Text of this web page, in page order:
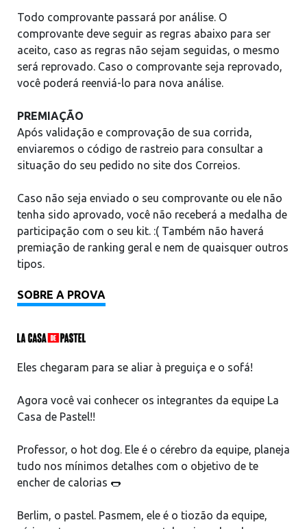
Todo comprovante passará por análise. O
comprovante deve seguir as regras abaixo para ser
aceito, caso as regras não sejam seguidas, o mesmo
será reprovado. Caso o comprovante seja reprovado,
você poderá reenviá-lo para nova análise.
PREMIAÇÃO
Após validação e comprovação de sua corrida,
enviaremos o código de rastreio para consultar a
situação do seu pedido no site dos Correios.
Caso não seja enviado o seu comprovante ou ele não
tenha sido aprovado, você não receberá a medalha de
participação com o seu kit. :( Também não haverá
premiação de ranking geral e nem de quaisquer outros
tipos.
SOBRE A PROVA
Eles chegaram para se aliar à preguiça e o sofá!
Agora você vai conhecer os integrantes da equipe La
Casa de Pastel!!
Professor, o hot dog. Ele é o cérebro da equipe, planeja
tudo nos mínimos detalhes com o objetivo de te
encher de calorias 🌭
Berlim, o pastel. Pasmem, ele é o tiozão da equipe,